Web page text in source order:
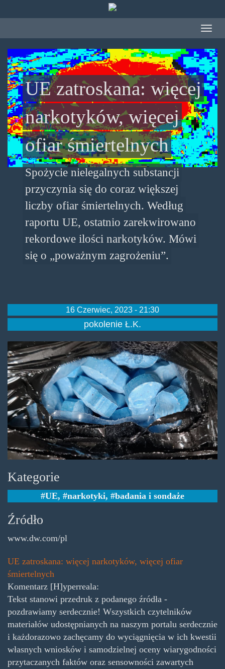
Toggle
UE zatroskana: więcej
narkotyków, więcej
ofiar śmiertelnych
Spożycie nielegalnych substancji
przyczynia się do coraz większej
liczby ofiar śmiertelnych. Według
raportu UE, ostatnio zarekwirowano
rekordowe ilości narkotyków. Mówi
się o „poważnym zagrożeniu”.
16 Czerwiec, 2023 - 21:30
pokolenie Ł.K.
xtcblue.jpg
Kategorie
UE, narkotyki, badania i sondaże
Źródło
www.dw.com/pl
UE zatroskana: więcej narkotyków, więcej ofiar
śmiertelnych
Komentarz [H]yperreala:
Tekst stanowi przedruk z podanego źródła -
pozdrawiamy serdecznie! Wszystkich czytelników
materiałów udostępnianych na naszym portalu serdecznie
i każdorazowo zachęcamy do wyciągnięcia w ich kwestii
własnych wniosków i samodzielnej oceny wiarygodności
przytaczanych faktów oraz sensowności zawartych